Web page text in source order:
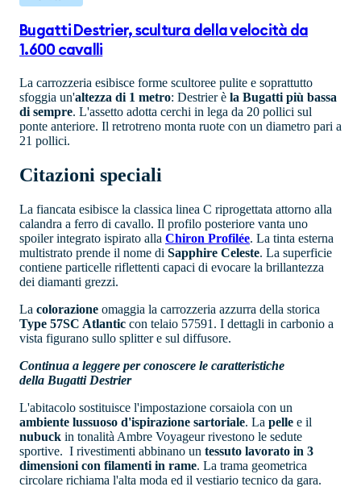
Bugatti Destrier, scultura della velocità da
1.600 cavalli
La carrozzeria esibisce forme scultoree pulite e soprattutto
sfoggia un'altezza di 1 metro: Destrier è la Bugatti più bassa
di sempre. L'assetto adotta cerchi in lega da 20 pollici sul
ponte anteriore. Il retrotreno monta ruote con un diametro pari a
21 pollici.
Citazioni speciali
La fiancata esibisce la classica linea C riprogettata attorno alla
calandra a ferro di cavallo. Il profilo posteriore vanta uno
spoiler integrato ispirato alla Chiron Profilée. La tinta esterna
multistrato prende il nome di Sapphire Celeste. La superficie
contiene particelle riflettenti capaci di evocare la brillantezza
dei diamanti grezzi.
La colorazione omaggia la carrozzeria azzurra della storica
Type 57SC Atlantic con telaio 57591. I dettagli in carbonio a
vista figurano sullo splitter e sul diffusore.
Continua a leggere per conoscere le caratteristiche
della Bugatti Destrier
L'abitacolo sostituisce l'impostazione corsaiola con un
ambiente lussuoso d'ispirazione sartoriale. La pelle e il
nubuck in tonalità Ambre Voyageur rivestono le sedute
sportive. I rivestimenti abbinano un tessuto lavorato in 3
dimensioni con filamenti in rame. La trama geometrica
circolare richiama l'alta moda ed il vestiario tecnico da gara.